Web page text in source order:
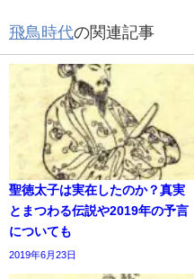
飛鳥時代の関連記事
聖徳太子は実在したのか？真実
とまつわる伝説や2019年の予言
についても
2019年6月23日